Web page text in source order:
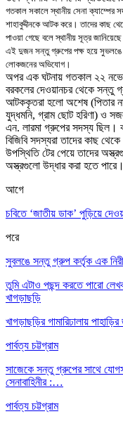
গতকাল সকালে স্থানীয় সেনা ক্যাম্পের
শাহাবুদ্দীনকে আটক করে। তাদের কাছ
পাওয়া গেছে বলে স্থানীয় সূত্র
এই দু‌জন সন্তু গ্রুপের পক্ষ হয়ে সুভলঙে
লোকজনের অভিযোগ।
অপর এক ঘটনায় গতকাল ২২
বরকলের দেওয়ানচর থেকে সন্তু
আটককৃতরা হলো অশেষ (পিতার
যুদ্ধমনি, গ্রাম ছোট হরিণা)
এন. লারমা গ্রুপের সদস্য
বিজিবি সদস্যরা তাদের কাছ
উপস্থিতি টের পেয়ে তাদের
অস্ত্রগুলো উদ্ধার করা হতে পারে।
আগে
চবিতে ‘জাতীয় ডাক’ পুড়িয়ে
পরে
সুবলঙে সন্তু গ্রুপ কর্তৃক এক
তুমি এটাও পছন্দ করতে পারো
খাগড়াছড়ি
খাগড়াছড়ির গামারিঢালায়
পার্বত্য চট্টগ্রাম
সাজেকে সন্তু গ্রুপের সাথে
সেনাবাহিনীর :…
পার্বত্য চট্টগ্রাম